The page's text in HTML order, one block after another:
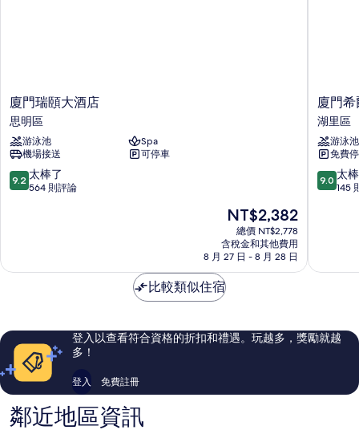
廈
門
瑞
頤
大
酒
店
廈門瑞頤大酒店
思明區
游泳池
Spa
機場接送
可停車
9.2
分，
棒
評
論
9.2 太棒了
564 則評論
現
在
價
格
為
NT$2,382
總價 NT$2,778
含稅金和其他費用
8 月 27 日 - 8 月 28 日
廈
門
希
爾
頓
逸
林
灣
廈門
湖里區
游泳池
免費
9.0
分，
棒
評
論
9.0 太
145
比較類似住宿
登入以查看符合資格的折扣和禮遇。玩越多，獎勵就越
多！
登入 免費註冊
鄰近地區資訊